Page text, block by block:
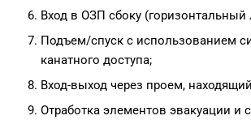
Вход в ОЗП сбоку (горизонтальный
Подъем/спуск с использованием
канатного доступа;
Вход-выход через проем,
Отработка элементов эвакуации и